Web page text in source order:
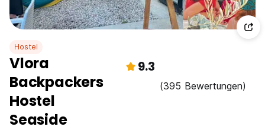
Hostel
Vlora
Backpackers
Hostel
Seaside
9.3
(395 Bewertungen)